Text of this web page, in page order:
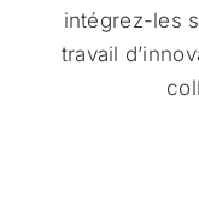
intégrez-les
travail